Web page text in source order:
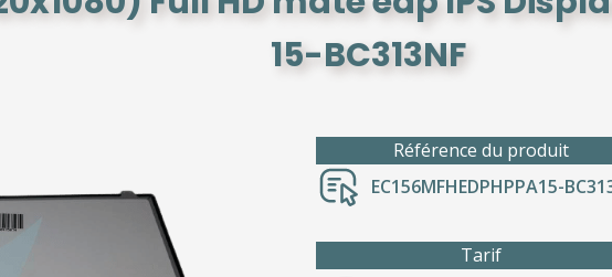
15-BC313NF
Référence du produit
EC156MFHEDPHPPA15-
Tarif